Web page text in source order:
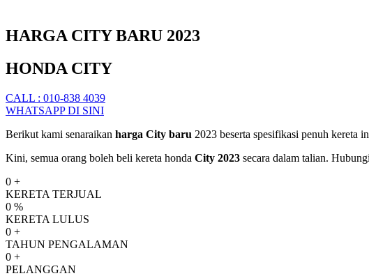
HARGA CITY BARU 2023
HONDA CITY
CALL : 010-838 4039
WHATSAPP DI SINI
Berikut kami senaraikan harga City baru 2023 beserta spesifikasi penuh kereta
Kini, semua orang boleh beli kereta honda City 2023 secara dalam talian.
0 +
KERETA TERJUAL
0 %
KERETA LULUS
0 +
TAHUN PENGALAMAN
0 +
PELANGGAN